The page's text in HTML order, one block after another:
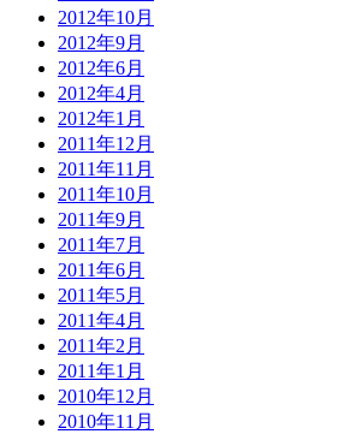
2012年10月
2012年9月
2012年6月
2012年4月
2012年1月
2011年12月
2011年11月
2011年10月
2011年9月
2011年7月
2011年6月
2011年5月
2011年4月
2011年2月
2011年1月
2010年12月
2010年11月